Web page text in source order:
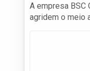
A empresa
agridem o meio